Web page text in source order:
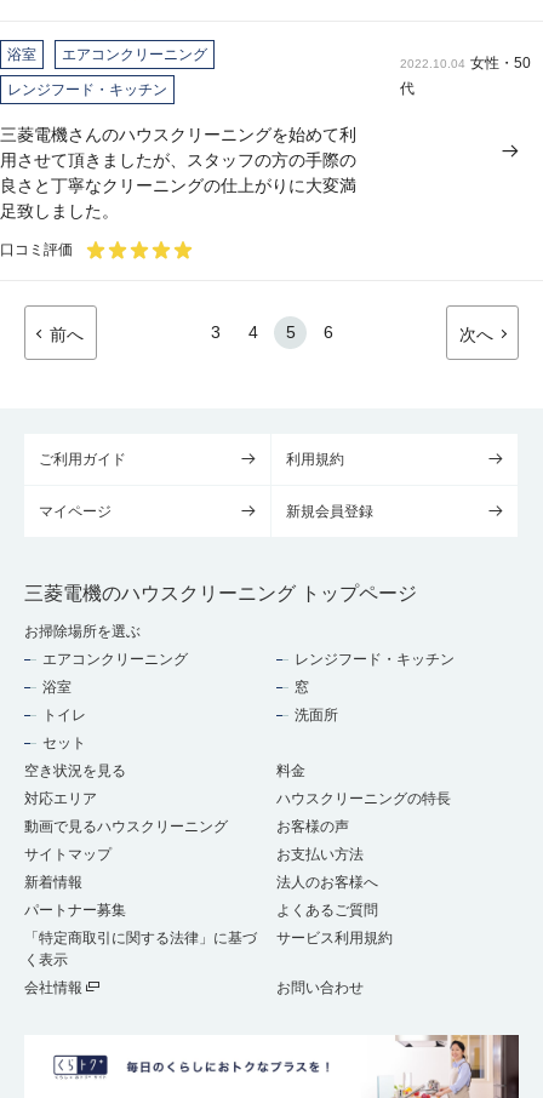
浴室 エアコンクリーニング
レンジフード・キッチン
2022.10.04 女性・50
代
三菱電機さんのハウスクリーニングを始めて利
用させて頂きましたが、スタッフの方の手際の
良さと丁寧なクリーニングの仕上がりに大変満
足致しました。
口コミ評価
前へ 3 4 5 6 次へ
ご利用ガイド 利用規約
マイページ 新規会員登録
三菱電機のハウスクリーニング トップページ
お掃除場所を選ぶ
エアコンクリーニング
レンジフード・キッチン
浴室
窓
トイレ
洗面所
セット
空き状況を見る
料金
対応エリア
ハウスクリーニングの特長
動画で見るハウスクリーニング
お客様の声
サイトマップ
お支払い方法
新着情報
法人のお客様へ
パートナー募集
よくあるご質問
「特定商取引に関する法律」に基づ
く表示
サービス利用規約
会社情報 お問い合わせ